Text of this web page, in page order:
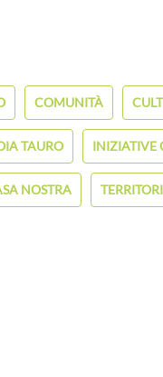
COMUNITÀ
TAURO INIZIATIVE
NOSTRA